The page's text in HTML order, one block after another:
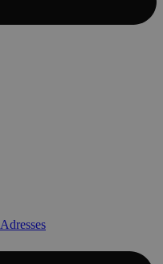
Adresses